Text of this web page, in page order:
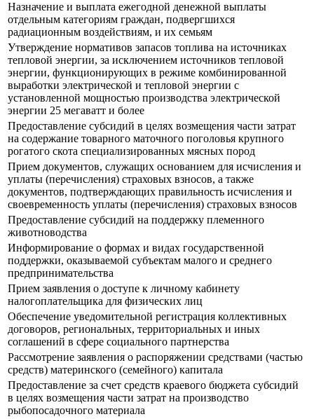
Назначение и выплата ежегодной денежной выплаты
отдельным категориям граждан, подвергшихся
радиационным воздействиям, и их семьям
Утверждение нормативов запасов топлива на источниках
тепловой энергии, за исключением источников тепловой
энергии, функционирующих в режиме комбинированной
выработки электрической и тепловой энергии с
установленной мощностью производства электрической
энергии 25 мегаватт и более
Предоставление субсидий в целях возмещения части затрат
на содержание товарного маточного поголовья крупного
рогатого скота специализированных мясных пород
Прием документов, служащих основанием для исчисления и
уплаты (перечисления) страховых взносов, а также
документов, подтверждающих правильность исчисления и
своевременность уплаты (перечисления) страховых взносов
Предоставление субсидий на поддержку племенного
животноводства
Информирование о формах и видах государственной
поддержки, оказываемой субъектам малого и среднего
предпринимательства
Прием заявления о доступе к личному кабинету
налогоплательщика для физических лиц
Обеспечение уведомительной регистрация коллективных
договоров, региональных, территориальных и иных
соглашений в сфере социального партнерства
Рассмотрение заявления о распоряжении средствами (частью
средств) материнского (семейного) капитала
Предоставление за счет средств краевого бюджета субсидий
в целях возмещения части затрат на производство
рыбопосадочного материала